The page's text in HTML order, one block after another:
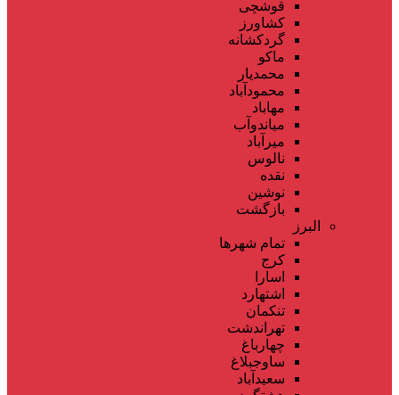
قوشچی
کشاورز
گردکشانه
ماکو
محمدیار
محمودآباد
مهاباد
میاندوآب
میرآباد
نالوس
نقده
نوشین
بازگشت
البرز
تمام شهر‌ها
کرج
اسارا
اشتهارد
تنکمان
تهراندشت
چهارباغ
ساوجبلاغ
سعیدآباد